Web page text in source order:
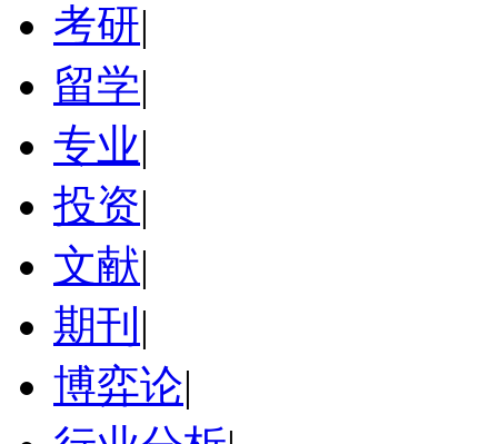
考研|
留学|
专业|
投资|
文献|
期刊 |
博弈论|